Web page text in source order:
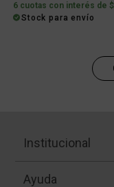
6 cuotas con interés de
Stock para envío
Institucional
Ayuda